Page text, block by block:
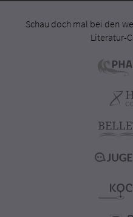
Schau doch mal bei den
Literatur-